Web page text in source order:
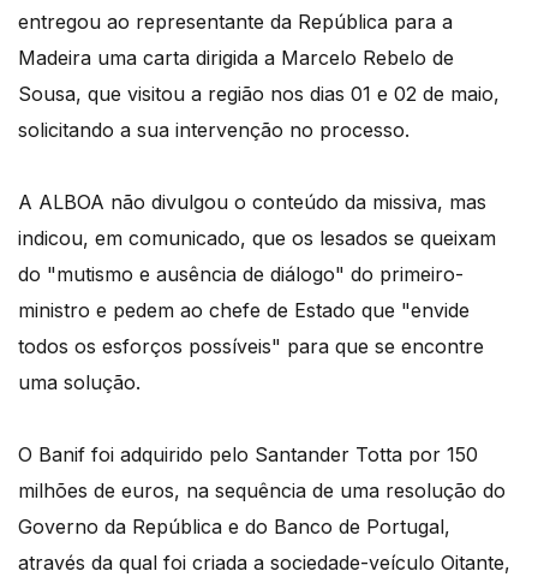
entregou ao representante da República para a
Madeira uma carta dirigida a Marcelo Rebelo de
Sousa, que visitou a região nos dias 01 e 02 de maio,
solicitando a sua intervenção no processo.
A ALBOA não divulgou o conteúdo da missiva, mas
indicou, em comunicado, que os lesados se queixam
do "mutismo e ausência de diálogo" do primeiro-
ministro e pedem ao chefe de Estado que "envide
todos os esforços possíveis" para que se encontre
uma solução.
O Banif foi adquirido pelo Santander Totta por 150
milhões de euros, na sequência de uma resolução do
Governo da República e do Banco de Portugal,
através da qual foi criada a sociedade-veículo Oitante,